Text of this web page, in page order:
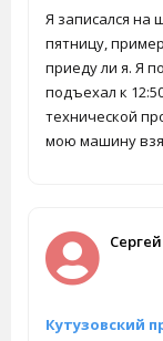
Я записался на
пятницу,
приеду ли я. Я
подъехал к
технической
мою машину
Сергей
Кутузовский